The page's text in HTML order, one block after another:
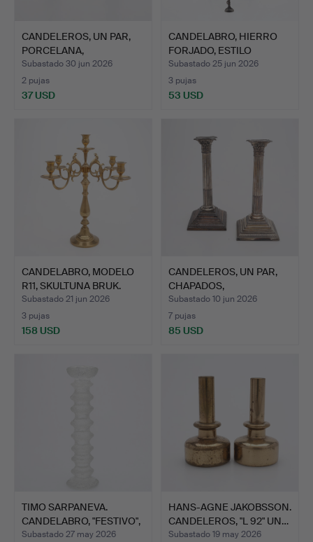
CANDELEROS, UN PAR,
PORCELANA,
DECORACIÓN …
Subastado 30 jun 2026
2 pujas
37 USD
CANDELABRO, HIERRO
FORJADO, ESTILO
HISTÓRI…
Subastado 25 jun 2026
3 pujas
53 USD
CANDELABRO, MODELO
R11, SKULTUNA BRUK.
Subastado 21 jun 2026
3 pujas
158 USD
CANDELEROS, UN PAR,
CHAPADOS,
PROBABLEMENT…
Subastado 10 jun 2026
7 pujas
85 USD
TIMO SARPANEVA.
CANDELABRO, "FESTIVO",
VID…
Subastado 27 may 2026
HANS-AGNE JAKOBSSON.
CANDELEROS, "L 92" UN…
Subastado 19 may 2026